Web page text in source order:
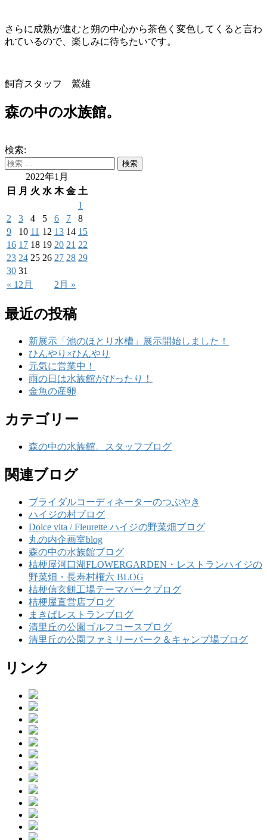
さらに成熟が進むと朔の中心から茶色く変色してくると言わ
れているので、楽しみに待ちたいです。
飼育スタッフ 鷲雄
森の中の水族館。
検索:
2022年1月
日
月 火 水 木 金 土
« 12月 2月 »
1
2
3 4 5 6 7
8
9
10 11 12 13 14 15
16 17 18 19 20 21 22
23 24 25 26 27 28 29
30 31
最近の投稿
新展示「池のほとり水槽」展示開始しました！
ひんやり×ひんやり
元気に営業中！
雨の日は水族館がぴったり！
金魚の産卵
カテゴリー
森の中の水族館。スタッフブログ
関連ブログ
ブライダルコーディネーターのつぶやき
ハイジの村ブログ
Dolce vita / Fleurette ハイジの野菜畑ブログ
丸の内企画室blog
森の中の水族館ブログ
桔梗屋河口湖FLOWERGARDEN・レストランハイジの
野菜畑・長寿村権六 BLOG
桔梗信玄餅工場テーマパークブログ
桔梗屋直営店ブログ
まきばレストランブログ
清里丘の公園ゴルフコースブログ
清里丘の公園ファミリーパーク＆キャンプ場ブログ
リンク